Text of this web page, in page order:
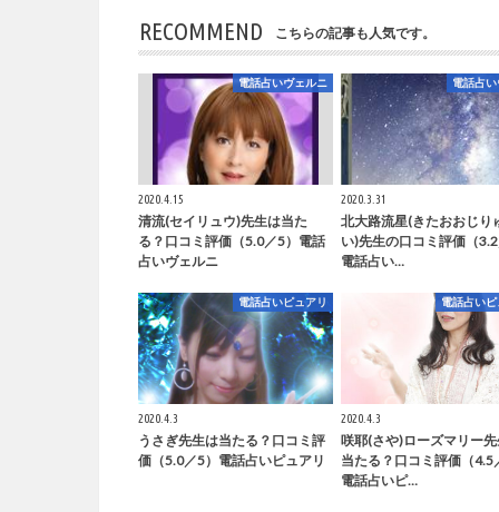
RECOMMEND こちらの記事も人気です。
電話占いヴェルニ
2020.4.15
清流(セイリュウ)先生は当た
る？口コミ評価（5.0／5）電話
占いヴェルニ
電話占
2020.3.31
北大路流星(きたおおじり
い)先生の口コミ評価（
電話占い…
電話占いピュアリ
2020.4.3
うさぎ先生は当たる？口コミ評
価（5.0／5）電話占いピュアリ
電話占い
2020.4.3
咲耶(さや)ローズマリー
当たる？口コミ評価（4.5
電話占いピ…